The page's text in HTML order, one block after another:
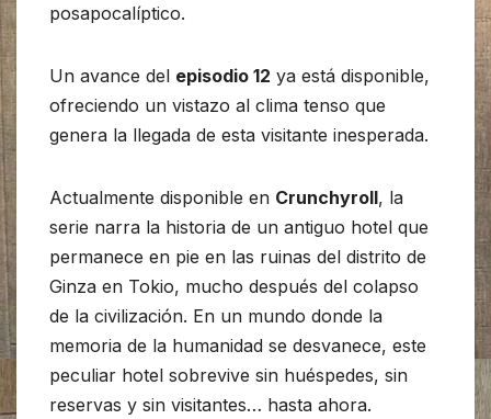
posapocalíptico.
Un avance del episodio 12 ya está disponible,
ofreciendo un vistazo al clima tenso que
genera la llegada de esta visitante inesperada.
Actualmente disponible en Crunchyroll, la
serie narra la historia de un antiguo hotel que
permanece en pie en las ruinas del distrito de
Ginza en Tokio, mucho después del colapso
de la civilización. En un mundo donde la
memoria de la humanidad se desvanece, este
peculiar hotel sobrevive sin huéspedes, sin
reservas y sin visitantes… hasta ahora.